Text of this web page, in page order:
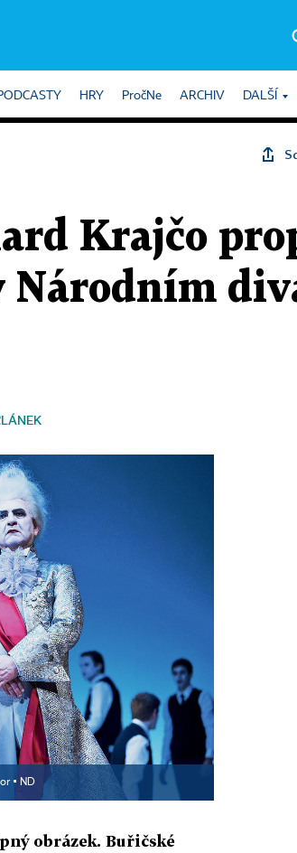
HRY PročNe ARCHIV DALŠÍ
Krajčo
Národním
▪ ND
obrázek. Buřičské